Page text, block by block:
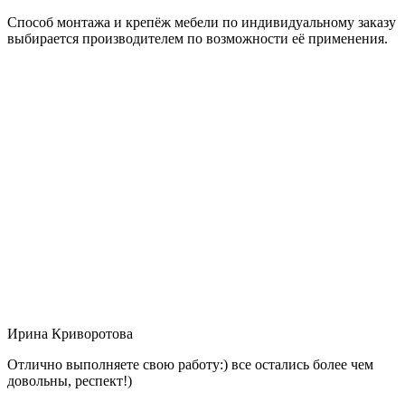
Способ монтажа и крепёж мебели по индивидуальному заказу
выбирается производителем по возможности её применения.
Ирина Криворотова
Отлично выполняете свою работу:) все остались более чем
довольны, респект!)